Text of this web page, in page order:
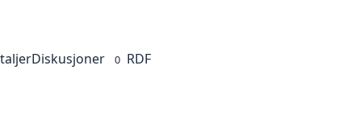
Diskusjoner 0 RDF